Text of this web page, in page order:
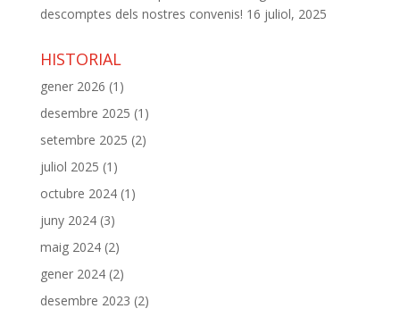
descomptes dels nostres convenis! 16 juliol, 2025
HISTORIAL
gener 2026 (1)
desembre 2025 (1)
setembre 2025 (2)
juliol 2025 (1)
octubre 2024(1)
juny 2024(3)
maig 2024(2)
gener 2024(2)
desembre 2023 (2)